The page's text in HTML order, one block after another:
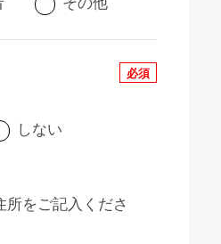
必須
しない
をご記入くださ